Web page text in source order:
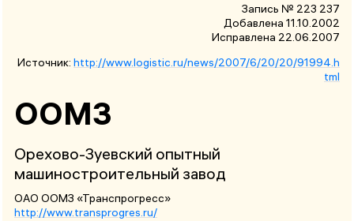
Запись № 223 237
Добавлена 11.10.2002
Исправлена 22.06.2007
Источник: http://www.logistic.ru/news/2007/6/20/20/91994.h
tml
ООМЗ
Орехово-Зуевский опытный
машиностроительный завод
ОАО ООМЗ «Транспрогресс»
http://www.transprogres.ru/